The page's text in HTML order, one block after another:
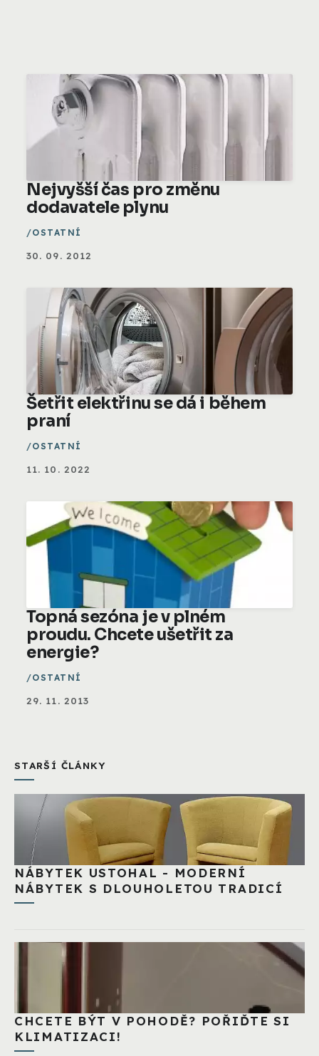
Nejvyšší čas pro změnu
dodavatele plynu
OSTATNÍ
30. 09. 2012
Šetřit elektřinu se dá i během
praní
OSTATNÍ
11. 10. 2022
Topná sezóna je v plném
proudu. Chcete ušetřit za
energie?
OSTATNÍ
29. 11. 2013
STARŠÍ ČLÁNKY
NÁBYTEK USTOHAL - MODERNÍ
NÁBYTEK S DLOUHOLETOU TRADICÍ
CHCETE BÝT V POHODĚ? POŘIĎTE SI
KLIMATIZACI!